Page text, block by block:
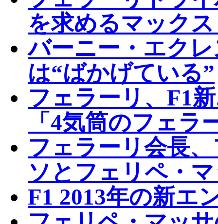
を求めるマック
バーニー・エク
は“ばかげている”
フェラーリ、F1
「4気筒のフェラ
フェラーリ会長
ソとフェリペ・
F1 2013年の新エ